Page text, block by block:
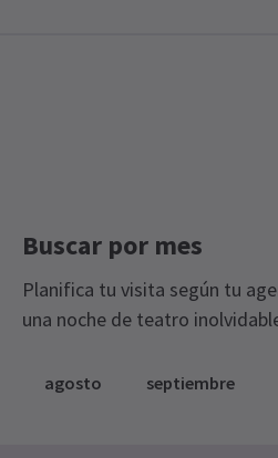
Buscar por mes
Planifica tu visita según tu
una noche de teatro
agosto septiembre